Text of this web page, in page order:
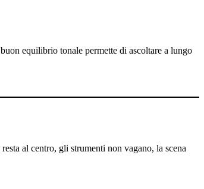
equilibrio tonale permette di ascoltare a lungo
al centro, gli strumenti non vagano, la scena